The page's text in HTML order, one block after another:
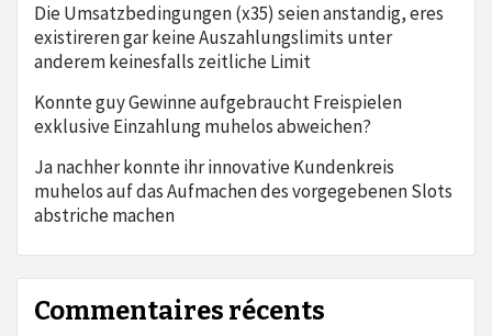
Die Umsatzbedingungen (x35) seien anstandig, eres
existireren gar keine Auszahlungslimits unter
anderem keinesfalls zeitliche Limit
Konnte guy Gewinne aufgebraucht Freispielen
exklusive Einzahlung muhelos abweichen?
Ja nachher konnte ihr innovative Kundenkreis
muhelos auf das Aufmachen des vorgegebenen Slots
abstriche machen
Commentaires récents